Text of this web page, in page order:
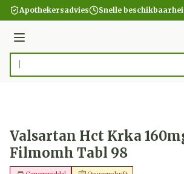
Ga naar de inhoud
Apothekersadvies Snelle
Menu
Product, merk, categorie...
Valsartan Hct Krka
Filmomh Tabl 98